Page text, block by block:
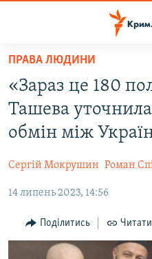
Перейти
основного
матеріалу
Перейти
до
основної
навігації
Перейти
пошуку
ВОДА.КРИМ
ВІДЕО ТА ФОТО
БЛОГИ
ПОГЛЯД
ІНТЕРВ'Ю
ВСЕ ЗА ДЕНЬ
ПРАВА ЛЮДИНИ
«Зараз це 180
Ташева уточнила
обмін між
Сергій Мокрушин Роман
14 липень 2023, 14:56
Поділитись